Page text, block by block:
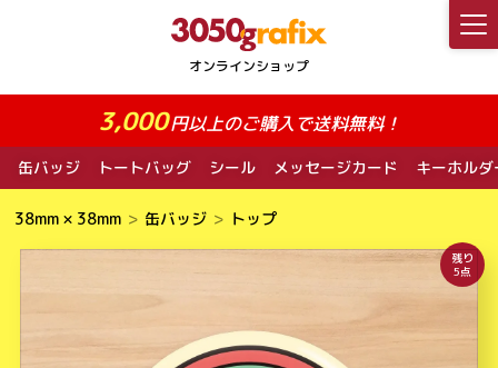
3,000円以上のご購入で送料無料！
缶バッジ トートバッグ シール メッセージカード キーホルダ
38mm × 38mm 缶バッジ トップ